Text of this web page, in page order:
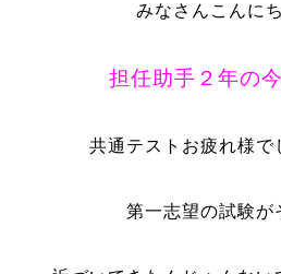
みなさんこんに
担任助手２年の
共通テストお疲れ様で
第一志望の試験が